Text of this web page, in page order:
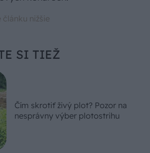
SI TIEŽ
Čím skrotiť živý plot? Pozor na
nesprávny výber plotostrihu